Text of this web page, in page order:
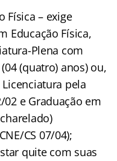
Física – exige
Educação Física,
Plena com
(quatro) anos) ou,
pela
02 e Graduação em
CS 07/04);
quite com suas